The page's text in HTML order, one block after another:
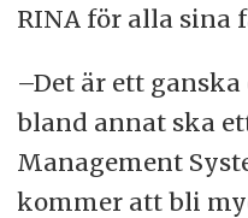
RINA för alla sina
–Det är ett
bland annat ska
Management
kommer att bli